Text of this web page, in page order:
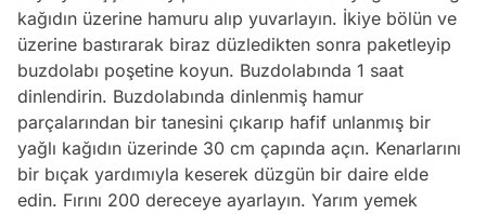
kağıdın üzerine hamuru alıp yuvarlayın. İkiye bölün ve
üzerine bastırarak biraz düzledikten sonra paketleyip
buzdolabı poşetine koyun. Buzdolabında 1 saat
dinlendirin. Buzdolabında dinlenmiş hamur
parçalarından bir tanesini çıkarıp hafif unlanmış bir
yağlı kağıdın üzerinde 30 cm çapında açın. Kenarlarını
bir bıçak yardımıyla keserek düzgün bir daire elde
edin. Fırını 200 dereceye ayarlayın. Yarım yemek